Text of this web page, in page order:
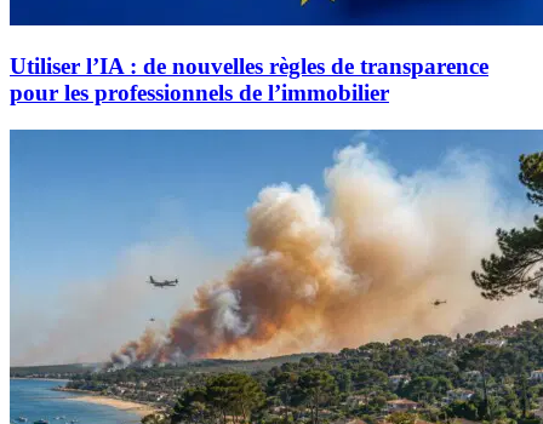
Utiliser l’IA : de nouvelles règles de transparence
pour les professionnels de l’immobilier